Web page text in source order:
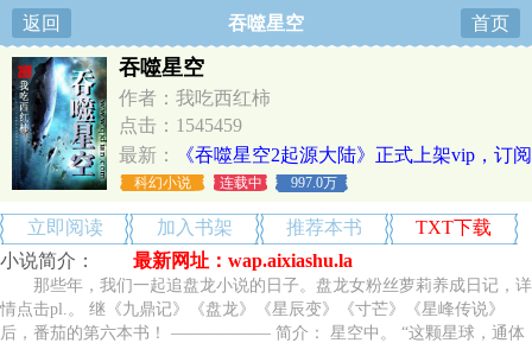
返回 吞噬星空 首页
吞噬星空
作者：我吃西红柿
点击：1545459
最新：
《吞噬星空2起源大陆》正式上架vip，订阅
首章可领取星辰塔专属挂件
科幻小说 连载中 997.0万
立即阅读 加入书架 推荐本书
TXT下载
小说简介：
最新网址：wap.aixiashu.la
那些年，我们一起追盘龙小说的日子。盘龙女粉丝萝莉养成日记，详
情点击pl.。 继《九鼎记》《盘龙》《星辰变》《寸芒》《星峰传说》
后，番茄的第六本书！ —————— 简介： 星空中。 “这颗星球，通体